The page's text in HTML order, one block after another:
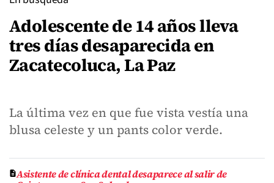
Adolescente de 14 años lleva
tres días desaparecida en
Zacatecoluca, La Paz
La última vez en que fue vista vestía una
blusa celeste y un pants color verde.
Asistente de clínica dental desaparece al salir de